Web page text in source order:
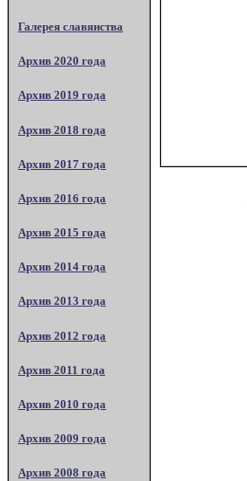
Галерея славянства
Архив 2020 года
Архив 2019 года
Архив 2018 года
Архив 2017 года
Архив 2016 года
Архив 2015 года
Архив 2014 года
Архив 2013 года
Архив 2012 года
Архив 2011 года
Архив 2010 года
Архив 2009 года
Архив 2008 года